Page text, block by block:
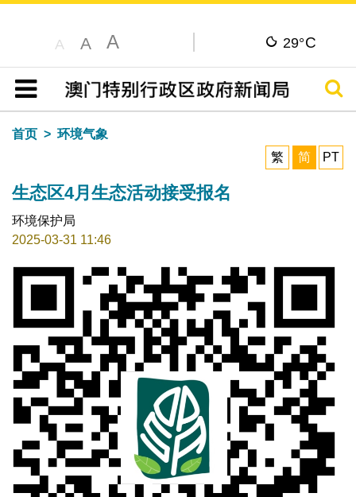
A A A 29°C
目录
搜寻
首页
环境气象
繁
简 PT
生态区4月生态活动接受报名
环境保护局
2025-03-31 11:46